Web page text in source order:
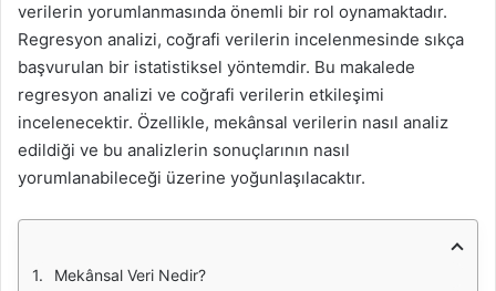
verilerin yorumlanmasında önemli bir rol oynamaktadır.
Regresyon analizi, coğrafi verilerin incelenmesinde sıkça
başvurulan bir istatistiksel yöntemdir. Bu makalede
regresyon analizi ve coğrafi verilerin etkileşimi
incelenecektir. Özellikle, mekânsal verilerin nasıl analiz
edildiği ve bu analizlerin sonuçlarının nasıl
yorumlanabileceği üzerine yoğunlaşılacaktır.
Mekânsal Veri Nedir?